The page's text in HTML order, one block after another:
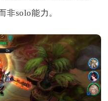
非solo能力。